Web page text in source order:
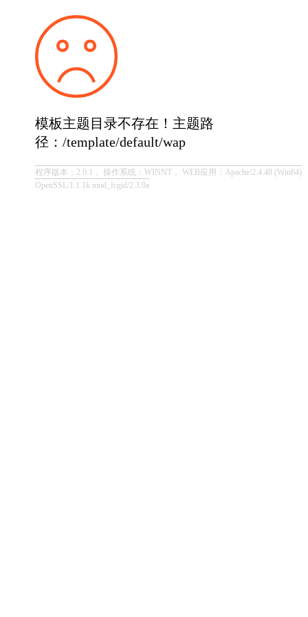
模板主题目录不存在！主题路
径：/template/default/wap
程序版本：2.0.1， 操作系统：WINNT， WEB应用：Apache/2.4.48 (Win64)
OpenSSL/1.1.1k mod_fcgid/2.3.9a